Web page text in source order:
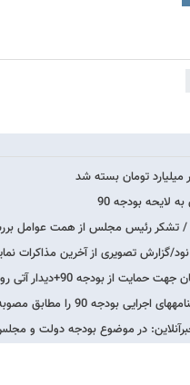
گزارش تصویری از آخرین مذاکرات
آتی روحانیون مجلس با آیت​الله…
90 را مطابق مصوبه مجلس بنویسید
در موضوع بودجه دولت و